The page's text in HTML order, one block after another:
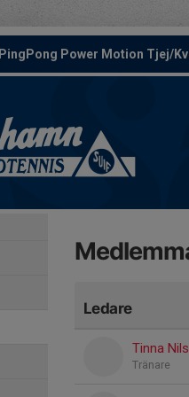
PingPong Power Motion Tjej/
Ledare
Tinna
Tränare